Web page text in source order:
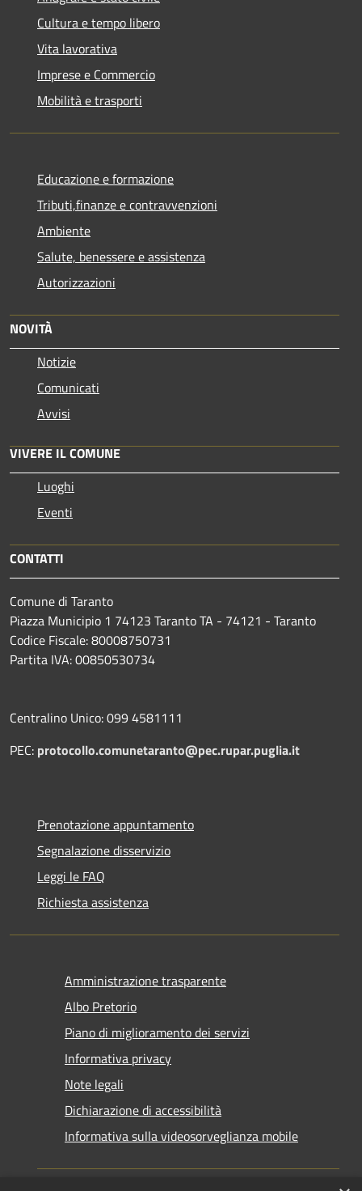
Cultura e tempo libero
Vita lavorativa
Imprese e Commercio
Mobilità e trasporti
Educazione e formazione
Tributi,finanze e contravvenzioni
Ambiente
Salute, benessere e assistenza
Autorizzazioni
NOVITÀ
Notizie
Comunicati
Avvisi
VIVERE IL COMUNE
Luoghi
Eventi
CONTATTI
Comune di Taranto
Piazza Municipio 1 74123 Taranto TA - 74121 - Taranto
Codice Fiscale: 80008750731
Partita IVA: 00850530734
Centralino Unico: 099 4581111
PEC: protocollo.comunetaranto@pec.rupar.puglia.it
Prenotazione appuntamento
Segnalazione disservizio
Leggi le FAQ
Richiesta assistenza
Amministrazione trasparente
Albo Pretorio
Piano di miglioramento dei servizi
Informativa privacy
Note legali
Dichiarazione di accessibilità
Informativa sulla videosorveglianza mobile